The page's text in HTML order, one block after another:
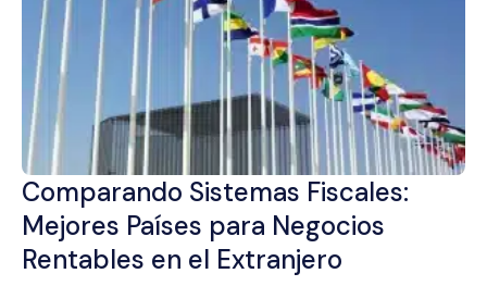
Comparando Sistemas Fiscales:
Mejores Países para Negocios
Rentables en el Extranjero